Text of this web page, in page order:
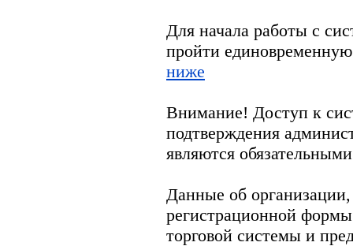
Для начала работы с
пройти
ниже
Внимание! Доступ к
подтверждения
являются
Данные об
регистрационной
торговой системы и